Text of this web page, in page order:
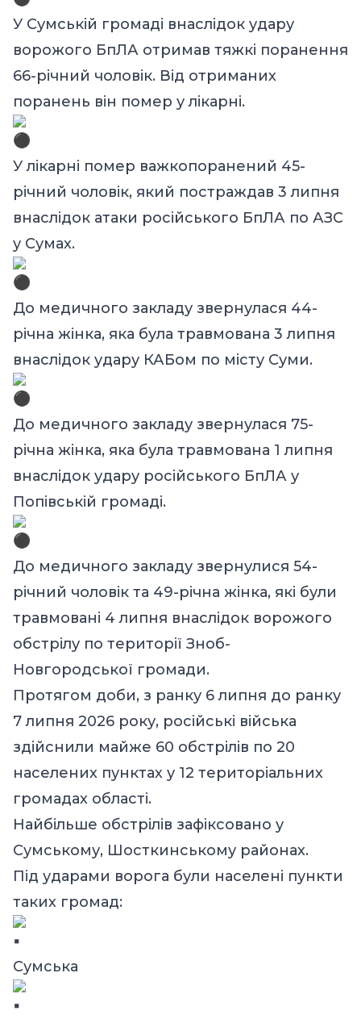
У Сумській громаді внаслідок удару
ворожого БпЛА отримав тяжкі поранення
66-річний чоловік. Від отриманих
поранень він помер у лікарні.
У лікарні помер важкопоранений 45-
річний чоловік, який постраждав 3 липня
внаслідок атаки російського БпЛА по АЗС
у Сумах.
До медичного закладу звернулася 44-
річна жінка, яка була травмована 3 липня
внаслідок удару КАБом по місту Суми.
До медичного закладу звернулася 75-
річна жінка, яка була травмована 1 липня
внаслідок удару російського БпЛА у
Попівській громаді.
До медичного закладу звернулися 54-
річний чоловік та 49-річна жінка, які були
травмовані 4 липня внаслідок ворожого
обстрілу по території Зноб-
Новгородської громади.
Протягом доби, з ранку 6 липня до ранку
7 липня 2026 року, російські війська
здійснили майже 60 обстрілів по 20
населених пунктах у 12 територіальних
громадах області.
Найбільше обстрілів зафіксовано у
Сумському, Шосткинському районах.
Під ударами ворога були населені пункти
таких громад:
Сумська